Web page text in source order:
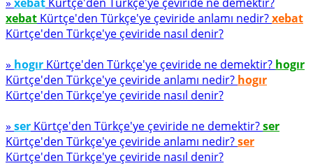
xebat Kürtçe'den Türkçe'ye çeviride anlamı nedir?xebat
Kürtçe'den Türkçe'ye çeviride nasıl denir?
» hogır Kürtçe'den Türkçe'ye çeviride ne demektir? hogır
Kürtçe'den Türkçe'ye çeviride anlamı nedir? hogır
Kürtçe'den Türkçe'ye çeviride nasıl denir?
» ser Kürtçe'den Türkçe'ye çeviride ne demektir?ser
Kürtçe'den Türkçe'ye çeviride anlamı nedir?ser
Kürtçe'den Türkçe'ye çeviride nasıl denir?